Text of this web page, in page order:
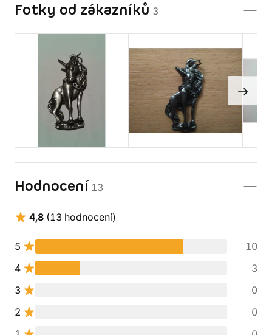
Fotky od zákazníků 3
Hodnocení 13
4,8 (13 hodnocení)
5
10
4
3
3
0
2
0